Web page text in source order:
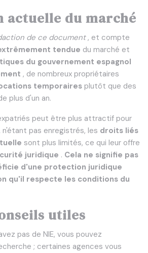
actuelle du marché
de ce document, et compte
tendue du marché et
du gouvernement espagnol
, de nombreux propriétaires
temporaires plutôt que des
plus d'un an.
peut être plus attractif pour
pas enregistrés, les droits liés
sont plus limités, ce qui leur offre
juridique . Cela ne signifie pas
d'une protection juridique
qu'il respecte les conditions du
utiles
pas de NIE, vous pouvez
; certaines agences vous